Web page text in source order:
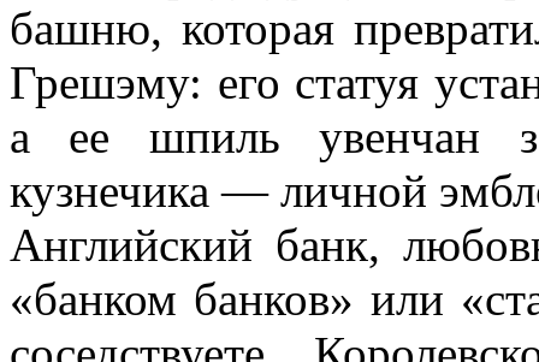
башню, которая
Грешэму: его статуя
а ее шпиль увенчан
кузнечика — личной
Английский банк,
«банком банков» или